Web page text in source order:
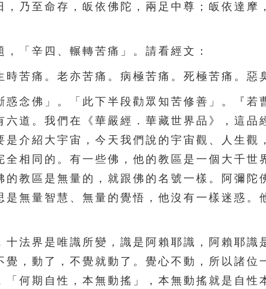
乃至命存，皈依佛陀，兩足中尊；皈依達摩
「辛四、輾轉苦痛」。請看經文：
痛。老亦苦痛。病極苦痛。死極苦痛。惡
佛」。「此下半段勸眾知苦修善」。『若
道。我們在《華嚴經．華藏世界品》，這品
介紹大宇宙，今天我們說的宇宙觀、人生觀
相同的。有一些佛，他的教區是一個大千世
教區是無量的，就跟佛的名號一樣。阿彌陀
無量智慧、無量的覺悟，他沒有一樣迷惑。
界是唯識所變，識是阿賴耶識，阿賴耶識
，動了，不覺就動了。覺心不動，所以諸位
何期自性，本無動搖」，本無動搖就是自性